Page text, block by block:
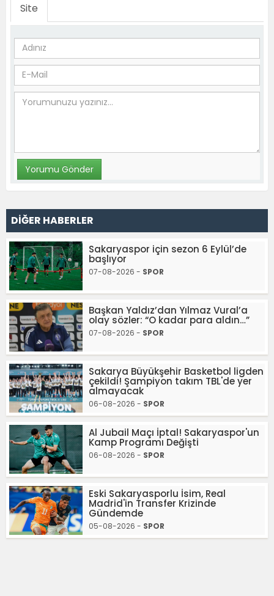
Site
DİĞER HABERLER
Sakaryaspor için sezon 6 Eylül’de
başlıyor
07-08-2026 - SPOR
Başkan Yaldız’dan Yılmaz Vural’a
olay sözler: “O kadar para aldın…”
07-08-2026 - SPOR
Sakarya Büyükşehir Basketbol ligden
çekildi! Şampiyon takım TBL'de yer
almayacak
06-08-2026 - SPOR
Al Jubail Maçı İptal! Sakaryaspor'un
Kamp Programı Değişti
06-08-2026 - SPOR
Eski Sakaryasporlu İsim, Real
Madrid'in Transfer Krizinde
Gündemde
05-08-2026 - SPOR